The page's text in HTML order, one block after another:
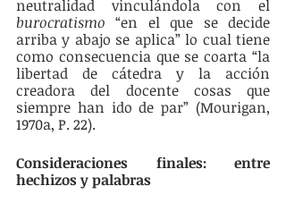
burocratismo “en el que se decide
arriba y abajo se aplica” lo cual tiene
como consecuencia que se coarta “la
libertad de cátedra y la acción
creadora del docente cosas que
siempre han ido de par” (Mourigan,
1970a, P. 22).
Consideraciones finales: entre
hechizos y palabras